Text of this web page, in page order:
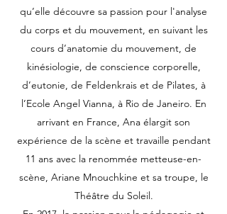
qu’elle découvre sa passion pour l'analyse
du corps et du mouvement, en suivant les
cours d’anatomie du mouvement, de
kinésiologie, de conscience corporelle,
d’eutonie, de Feldenkrais et de Pilates, à
l’Ecole Angel Vianna, à Rio de Janeiro. En
arrivant en France, Ana élargit son
expérience de la scène et travaille pendant
11 ans avec la renommée metteuse-en-
scène, Ariane Mnouchkine et sa troupe, le
Théâtre du Soleil.